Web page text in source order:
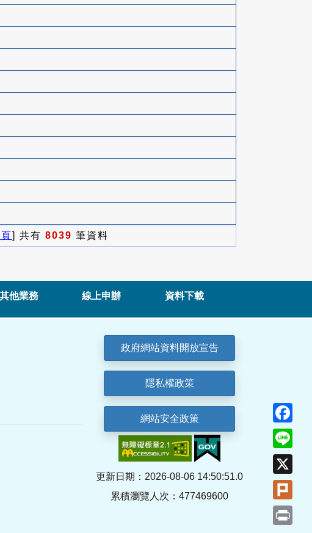
] 共有 8039 筆資料
其他業務 線上申辦 資料下載
政府網站資料開放宣告
隱私權政策
網站安全政策
更新日期：2026-08-06 14:50:51.0
累積瀏覽人次：477469600